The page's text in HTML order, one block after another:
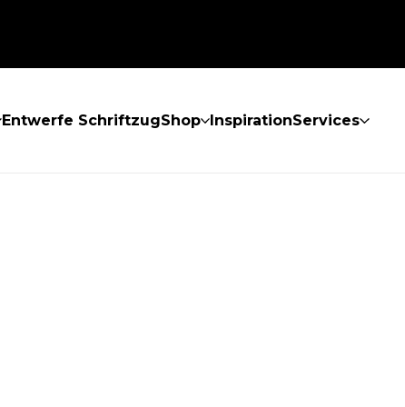
Entwerfe SchriftzugShop InspirationServices